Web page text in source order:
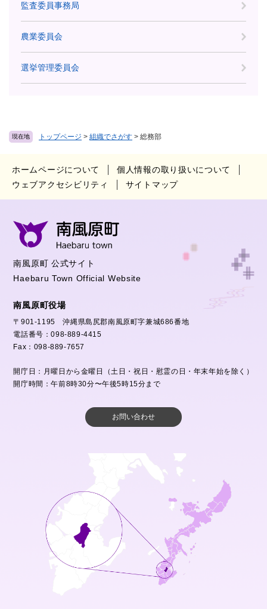
現在地 トップページ > 組織でさがす > 総務部
監査委員事務局
農業委員会
選挙管理委員会
ホームページについて
個人情報の取り扱いについて
ウェブアクセシビリティ
サイトマップ
南風原町 公式サイト
Haebaru Town Official Website
南風原町役場
〒901-1195 沖縄県島尻郡南風原町字兼城686番地
電話番号：098-889-4415
Fax：098-889-7657
開庁日：月曜日から金曜日（土日・祝日・慰霊の日・年末年始を除く）
開庁時間：午前8時30分〜午後5時15分まで
お問い合わせ